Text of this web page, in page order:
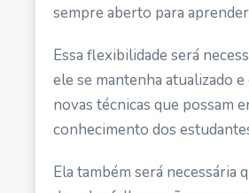
sempre aberto para
Essa flexibilidade será
ele se mantenha atualizado e
novas técnicas que possam
conhecimento dos
Ela também será necessária